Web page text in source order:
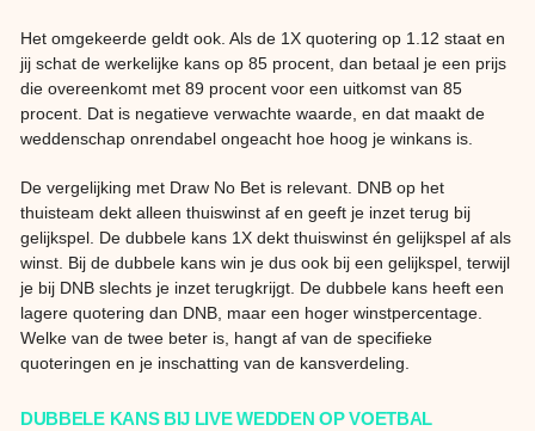
Het omgekeerde geldt ook. Als de 1X quotering op 1.12 staat en
jij schat de werkelijke kans op 85 procent, dan betaal je een prijs
die overeenkomt met 89 procent voor een uitkomst van 85
procent. Dat is negatieve verwachte waarde, en dat maakt de
weddenschap onrendabel ongeacht hoe hoog je winkans is.
De vergelijking met Draw No Bet is relevant. DNB op het
thuisteam dekt alleen thuiswinst af en geeft je inzet terug bij
gelijkspel. De dubbele kans 1X dekt thuiswinst én gelijkspel af als
winst. Bij de dubbele kans win je dus ook bij een gelijkspel, terwijl
je bij DNB slechts je inzet terugkrijgt. De dubbele kans heeft een
lagere quotering dan DNB, maar een hoger winstpercentage.
Welke van de twee beter is, hangt af van de specifieke
quoteringen en je inschatting van de kansverdeling.
DUBBELE KANS BIJ LIVE WEDDEN OP VOETBAL